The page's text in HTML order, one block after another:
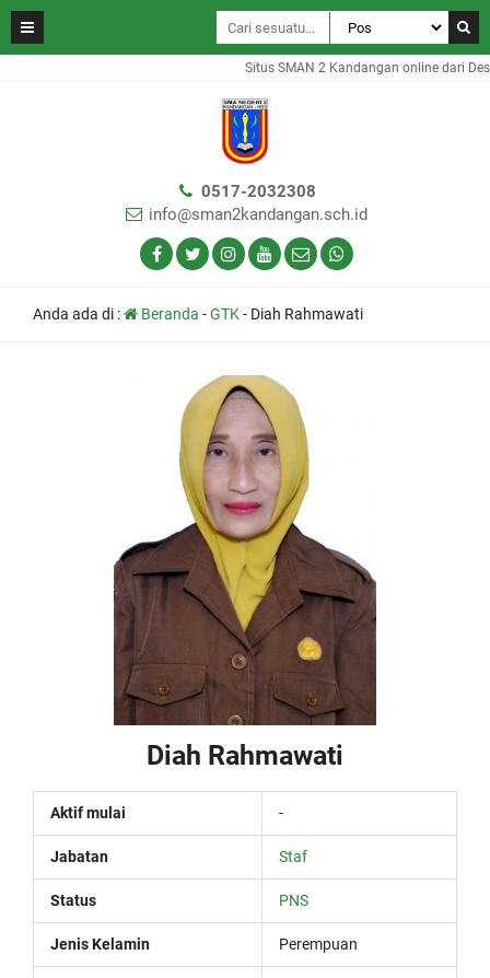
Situs SMAN 2 Kandangan online dari
0517-2032308
info@sman2kandangan.sch.id
Anda ada di : Beranda -GTK- Diah Rahmawati
Diah Rahmawati
Aktif mulai -
Jabatan Staf
Status PNS
Jenis Kelamin Perempuan